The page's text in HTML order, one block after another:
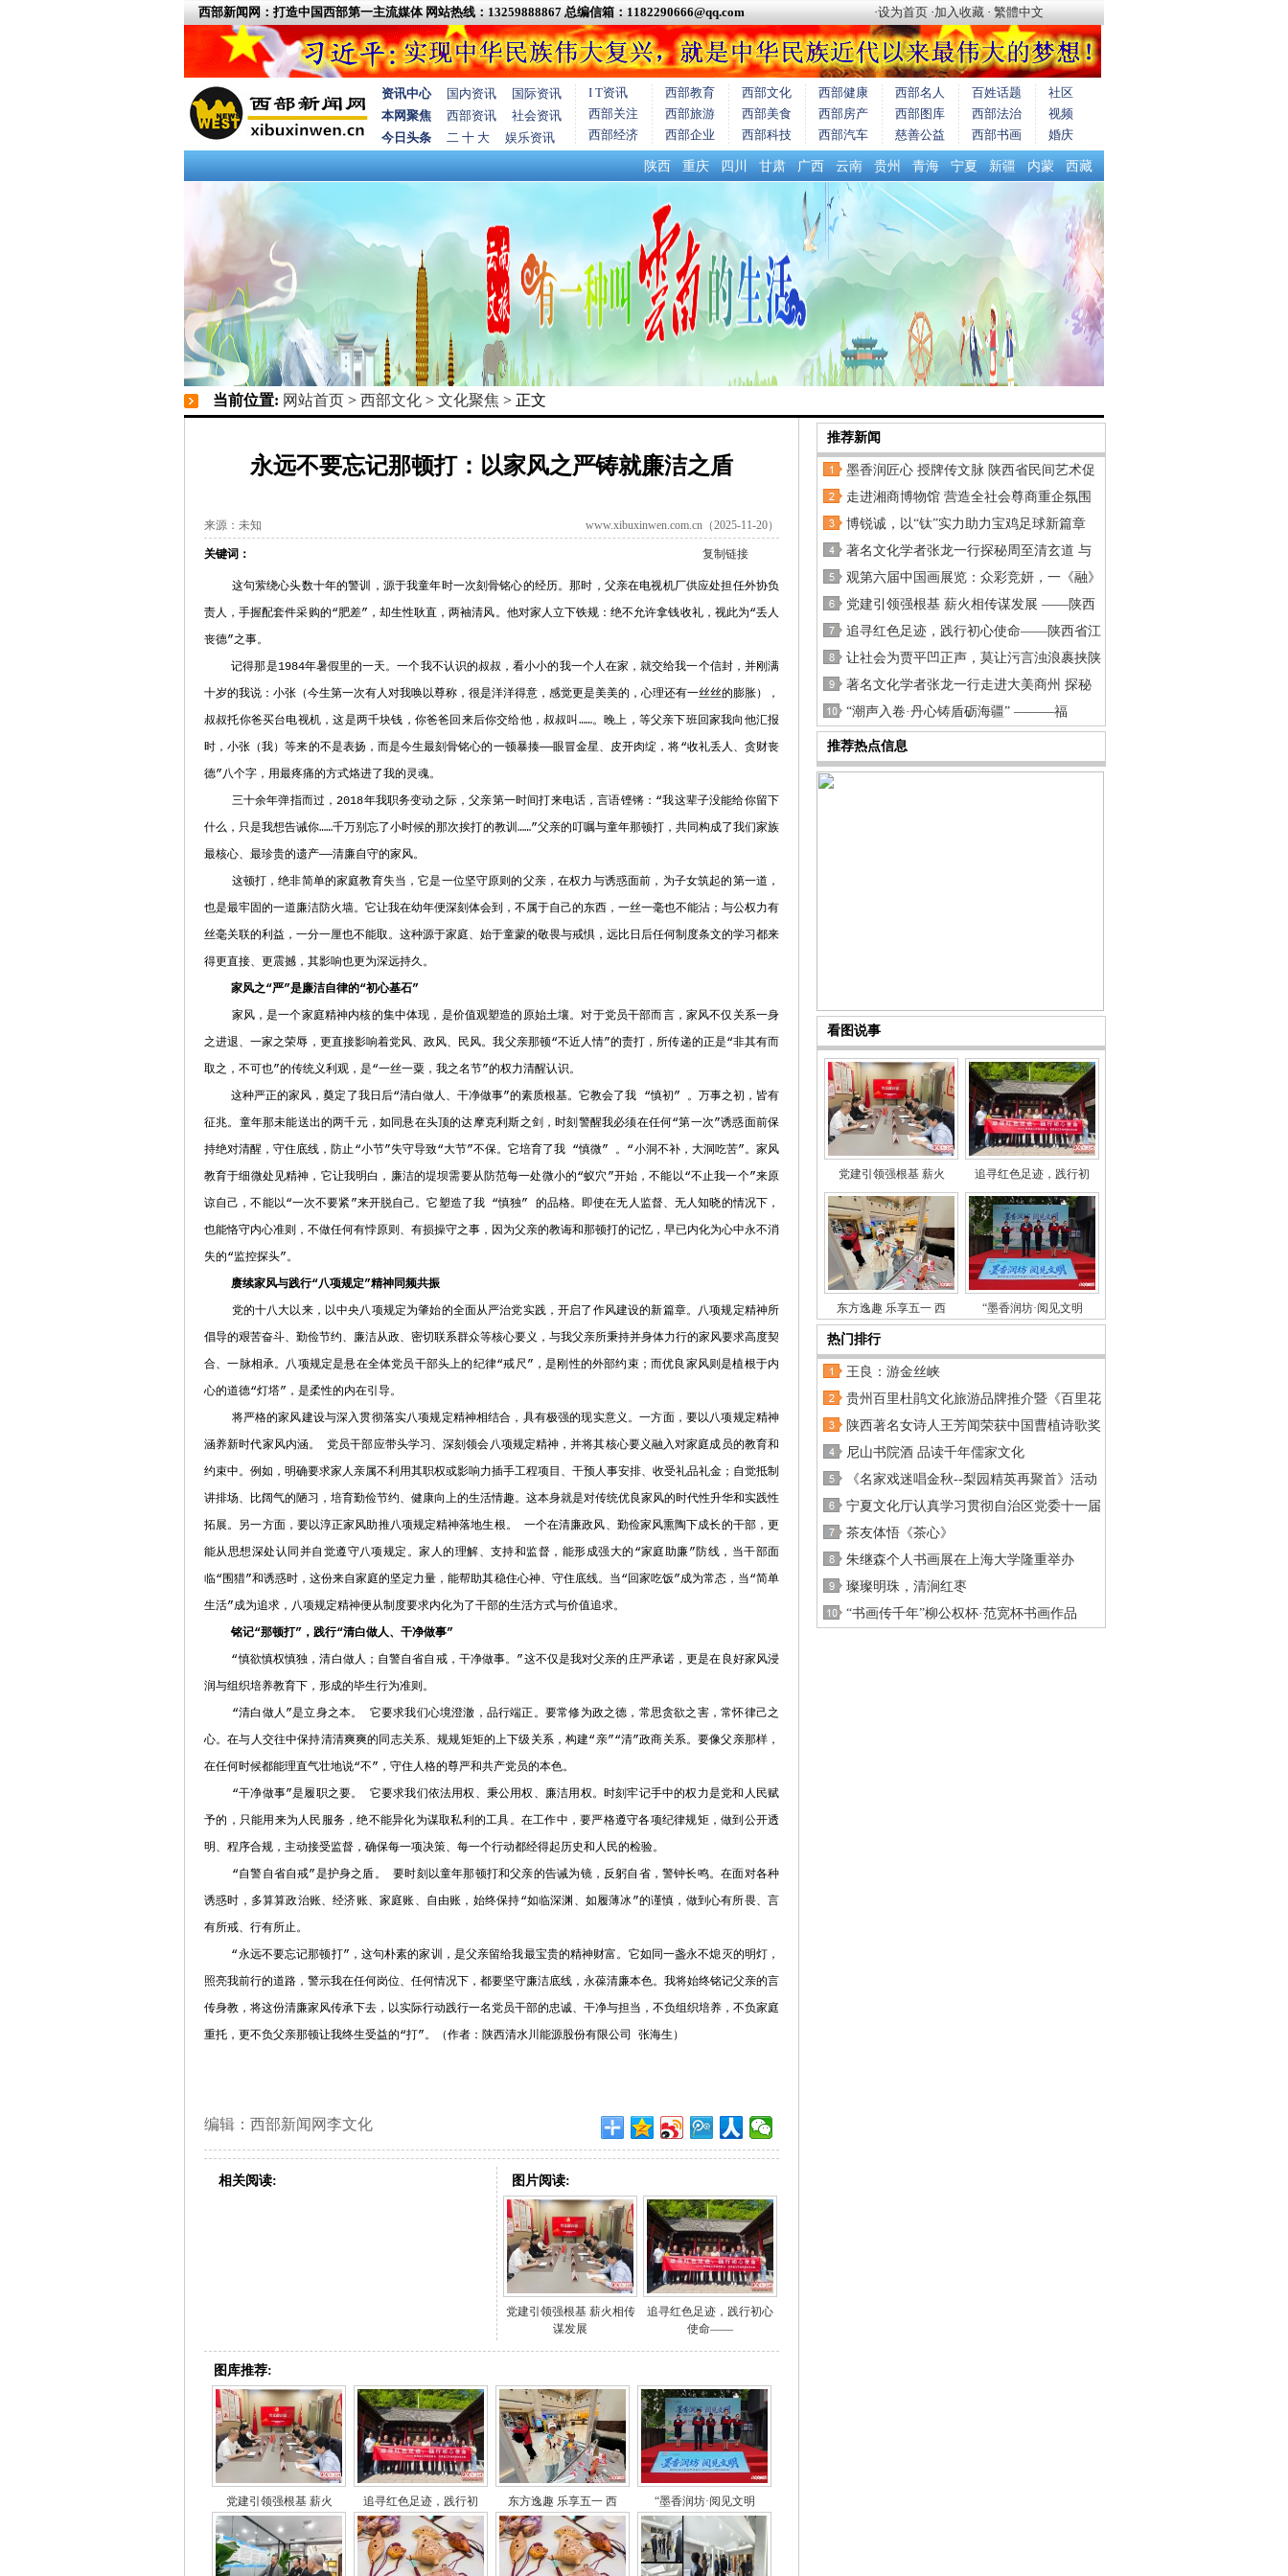
西部新闻网：打造中国西部第一主流媒体 网站热线：13259888867 总编信箱：1182290666@qq.com ·设为首页 ·加入收藏 · 繁體中文
资讯中心 国内资讯
国际资讯
本网聚焦
西部资讯
社会资讯
今日头条
二 十 大 娱乐资讯
I T资讯
西部关注
西部经济
西部教育
西部旅游
西部企业
西部文化
西部美食
西部科技
西部健康
西部房产
西部汽车
西部名人
西部图库
慈善公益
百姓话题
西部法治
西部书画
社区
视频
婚庆
陕西 重庆 四川 甘肃 广西 云南 贵州 青海 宁夏 新疆 内蒙 西藏
当前位置: 网站首页 > 西部文化 > 文化聚焦 > 正文
永远不要忘记那顿打：以家风之严铸就廉洁之盾
www.xibuxinwen.com.cn（2025-11-20）
来源：未知
复制链接
关键词：
这句萦绕心头数十年的警训，源于我童年时一次刻骨铭心的经历。那时，父亲在电视机厂供应处担任外协负
责人，手握配套件采购的“肥差”，却生性耿直，两袖清风。他对家人立下铁规：绝不允许拿钱收礼，视此为“丢人
丧德”之事。
记得那是1984年暑假里的一天。一个我不认识的叔叔，看小小的我一个人在家，就交给我一个信封，并刚满
十岁的我说：小张（今生第一次有人对我唤以尊称，很是洋洋得意，感觉更是美美的，心理还有一丝丝的膨胀），
叔叔托你爸买台电视机，这是两千块钱，你爸爸回来后你交给他，叔叔叫……。晚上，等父亲下班回家我向他汇报
时，小张（我）等来的不是表扬，而是今生最刻骨铭心的一顿暴揍——眼冒金星、皮开肉绽，将“收礼丢人、贪财丧
德”八个字，用最疼痛的方式烙进了我的灵魂。
三十余年弹指而过，2018年我职务变动之际，父亲第一时间打来电话，言语铿锵：“我这辈子没能给你留下
什么，只是我想告诫你……千万别忘了小时候的那次挨打的教训……”父亲的叮嘱与童年那顿打，共同构成了我们家族
最核心、最珍贵的遗产——清廉自守的家风。
这顿打，绝非简单的家庭教育失当，它是一位坚守原则的父亲，在权力与诱惑面前，为子女筑起的第一道，
也是最牢固的一道廉洁防火墙。它让我在幼年便深刻体会到，不属于自己的东西，一丝一毫也不能沾；与公权力有
丝毫关联的利益，一分一厘也不能取。这种源于家庭、始于童蒙的敬畏与戒惧，远比日后任何制度条文的学习都来
得更直接、更震撼，其影响也更为深远持久。
家风之“严”是廉洁自律的“初心基石”
家风，是一个家庭精神内核的集中体现，是价值观塑造的原始土壤。对于党员干部而言，家风不仅关系一身
之进退、一家之荣辱，更直接影响着党风、政风、民风。我父亲那顿“不近人情”的责打，所传递的正是“非其有而
取之，不可也”的传统义利观，是“一丝一粟，我之名节”的权力清醒认识。
这种严正的家风，奠定了我日后“清白做人、干净做事”的素质根基。它教会了我 “慎初” 。万事之初，皆有
征兆。童年那未能送出的两千元，如同悬在头顶的达摩克利斯之剑，时刻警醒我必须在任何“第一次”诱惑面前保
持绝对清醒，守住底线，防止“小节”失守导致“大节”不保。它培育了我 “慎微” 。“小洞不补，大洞吃苦”。家风
教育于细微处见精神，它让我明白，廉洁的堤坝需要从防范每一处微小的“蚁穴”开始，不能以“不止我一个”来原
谅自己，不能以“一次不要紧”来开脱自己。它塑造了我 “慎独” 的品格。即使在无人监督、无人知晓的情况下，
也能恪守内心准则，不做任何有悖原则、有损操守之事，因为父亲的教诲和那顿打的记忆，早已内化为心中永不消
失的“监控探头”。
赓续家风与践行“八项规定”精神同频共振
党的十八大以来，以中央八项规定为肇始的全面从严治党实践，开启了作风建设的新篇章。八项规定精神所
倡导的艰苦奋斗、勤俭节约、廉洁从政、密切联系群众等核心要义，与我父亲所秉持并身体力行的家风要求高度契
合、一脉相承。八项规定是悬在全体党员干部头上的纪律“戒尺”，是刚性的外部约束；而优良家风则是植根于内
心的道德“灯塔”，是柔性的内在引导。
将严格的家风建设与深入贯彻落实八项规定精神相结合，具有极强的现实意义。一方面，要以八项规定精神
涵养新时代家风内涵。 党员干部应带头学习、深刻领会八项规定精神，并将其核心要义融入对家庭成员的教育和
约束中。例如，明确要求家人亲属不利用其职权或影响力插手工程项目、干预人事安排、收受礼品礼金；自觉抵制
讲排场、比阔气的陋习，培育勤俭节约、健康向上的生活情趣。这本身就是对传统优良家风的时代性升华和实践性
拓展。另一方面，要以淳正家风助推八项规定精神落地生根。 一个在清廉政风、勤俭家风熏陶下成长的干部，更
能从思想深处认同并自觉遵守八项规定。家人的理解、支持和监督，能形成强大的“家庭助廉”防线，当干部面
临“围猎”和诱惑时，这份来自家庭的坚定力量，能帮助其稳住心神、守住底线。当“回家吃饭”成为常态，当“简单
生活”成为追求，八项规定精神便从制度要求内化为了干部的生活方式与价值追求。
铭记“那顿打”，践行“清白做人、干净做事”
“慎欲慎权慎独，清白做人；自警自省自戒，干净做事。”这不仅是我对父亲的庄严承诺，更是在良好家风浸
润与组织培养教育下，形成的毕生行为准则。
“清白做人”是立身之本。 它要求我们心境澄澈，品行端正。要常修为政之德，常思贪欲之害，常怀律己之
心。在与人交往中保持清清爽爽的同志关系、规规矩矩的上下级关系，构建“亲”“清”政商关系。要像父亲那样，
在任何时候都能理直气壮地说“不”，守住人格的尊严和共产党员的本色。
“干净做事”是履职之要。 它要求我们依法用权、秉公用权、廉洁用权。时刻牢记手中的权力是党和人民赋
予的，只能用来为人民服务，绝不能异化为谋取私利的工具。在工作中，要严格遵守各项纪律规矩，做到公开透
明、程序合规，主动接受监督，确保每一项决策、每一个行动都经得起历史和人民的检验。
“自警自省自戒”是护身之盾。 要时刻以童年那顿打和父亲的告诫为镜，反躬自省，警钟长鸣。在面对各种
诱惑时，多算算政治账、经济账、家庭账、自由账，始终保持“如临深渊、如履薄冰”的谨慎，做到心有所畏、言
有所戒、行有所止。
“永远不要忘记那顿打”，这句朴素的家训，是父亲留给我最宝贵的精神财富。它如同一盏永不熄灭的明灯，
照亮我前行的道路，警示我在任何岗位、任何情况下，都要坚守廉洁底线，永葆清廉本色。我将始终铭记父亲的言
传身教，将这份清廉家风传承下去，以实际行动践行一名党员干部的忠诚、干净与担当，不负组织培养，不负家庭
重托，更不负父亲那顿让我终生受益的“打”。（作者：陕西清水川能源股份有限公司 张海生）
编辑：西部新闻网李文化
相关阅读: 图片阅读:
党建引领强根基 薪火相传
谋发展
追寻红色足迹，践行初心
使命——
图库推荐:
党建引领强根基 薪火 追寻红色足迹，践行初 东方逸趣 乐享五一 西 “墨香润坊·阅见文明
推荐新闻
墨香润匠心 授牌传文脉 陕西省民间艺术促
走进湘商博物馆 营造全社会尊商重企氛围
博锐诚，以“钛”实力助力宝鸡足球新篇章
著名文化学者张龙一行探秘周至清玄道 与
观第六届中国画展览：众彩竞妍，一《融》
党建引领强根基 薪火相传谋发展 ——陕西
追寻红色足迹，践行初心使命——陕西省江
让社会为贾平凹正声，莫让污言浊浪裹挟陕
著名文化学者张龙一行走进大美商州 探秘
“潮声入卷·丹心铸盾砺海疆” ———福
推荐热点信息
看图说事
党建引领强根基 薪火 追寻红色足迹，践行初
东方逸趣 乐享五一 西 “墨香润坊·阅见文明
热门排行
王良：游金丝峡
贵州百里杜鹃文化旅游品牌推介暨《百里花
陕西著名女诗人王芳闻荣获中国曹植诗歌奖
尼山书院酒 品读千年儒家文化
《名家戏迷唱金秋--梨园精英再聚首》活动
宁夏文化厅认真学习贯彻自治区党委十一届
茶友体悟《茶心》
朱继森个人书画展在上海大学隆重举办
璨璨明珠，清涧红枣
“书画传千年”柳公权杯·范宽杯书画作品